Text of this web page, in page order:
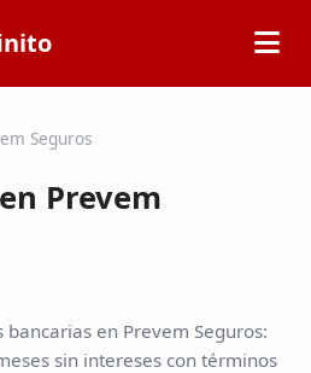
Seguros
Prevem
en Prevem Seguros:
sin intereses con términos